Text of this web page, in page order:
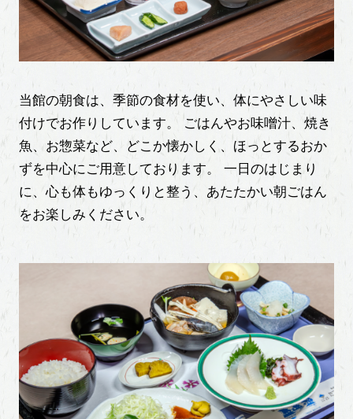
当館の朝食は、季節の食材を使い、体にやさしい味
付けでお作りしています。 ごはんやお味噌汁、焼き
魚、お惣菜など、どこか懐かしく、ほっとするおか
ずを中心にご用意しております。
一日のはじまり
に、心も体もゆっくりと整う、あたたかい朝ごはん
をお楽しみください。